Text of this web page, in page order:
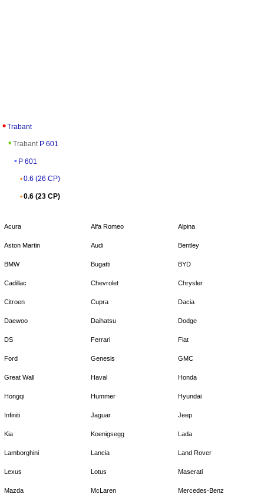
Trabant
Trabant P 601
P 601
0.6 (26 CP)
0.6 (23 CP)
Acura Alfa Romeo Alpina
Aston Martin Audi Bentley
BMW Bugatti BYD
Cadillac Chevrolet Chrysler
Citroen Cupra Dacia
Daewoo Daihatsu Dodge
DS Ferrari Fiat
Ford Genesis GMC
Great Wall Haval Honda
Hongqi Hummer Hyundai
Infiniti Jaguar Jeep
Kia Koenigsegg Lada
Lamborghini Lancia Land Rover
Lexus Lotus Maserati
Mazda McLaren Mercedes-Benz